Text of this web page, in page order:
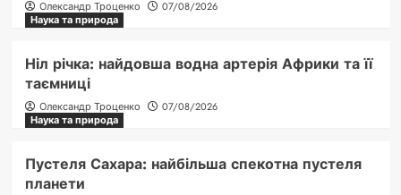
Олександр Троценко
07/08/2026
Наука та природа
Ніл річка: найдовша водна артерія Африки та її
таємниці
Олександр Троценко
07/08/2026
Наука та природа
Пустеля Сахара: найбільша спекотна пустеля
планети